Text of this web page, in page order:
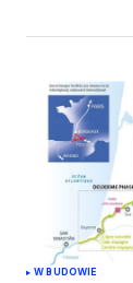
W BUDOWIE